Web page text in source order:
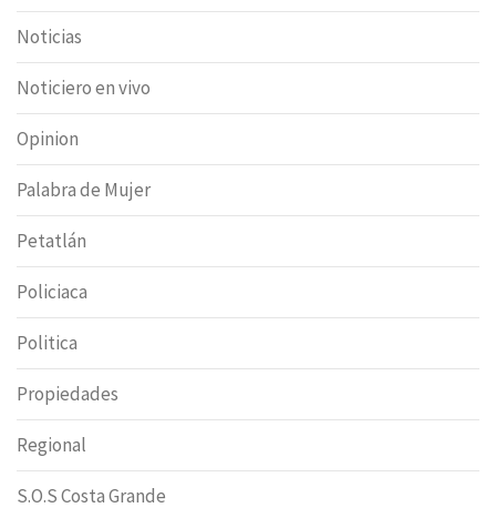
Noticias
Noticiero en vivo
Opinion
Palabra de Mujer
Petatlán
Policiaca
Politica
Propiedades
Regional
S.O.S Costa Grande